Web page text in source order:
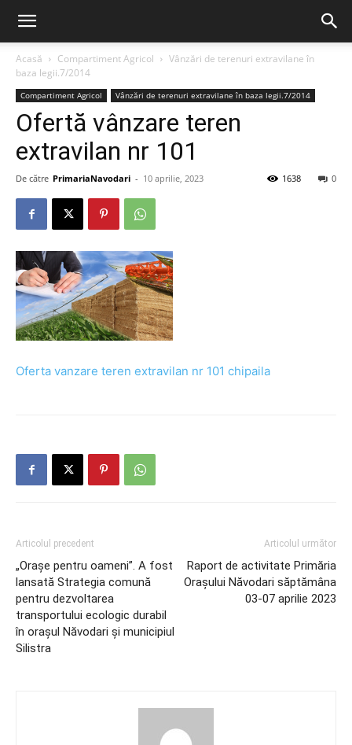
Acasă Compartiment Agricol
Vânzări de terenuri extravilane în
baza legii.7/2014
Compartiment Agricol Vânzări de terenuri extravilane în baza legii.7/2014
Ofertă vânzare teren
extravilan nr 101
De către PrimariaNavodari - 10 aprilie, 2023 0
1638
Oferta vanzare teren extravilan nr 101 chipaila
Articolul precedent
„Orașe pentru oameni”. A fost
lansată Strategia comună
pentru dezvoltarea
transportului ecologic durabil
în orașul Năvodari și municipiul
Silistra
Articolul următor
Raport de activitate Primăria
Orașului Năvodari săptămâna
03-07 aprilie 2023